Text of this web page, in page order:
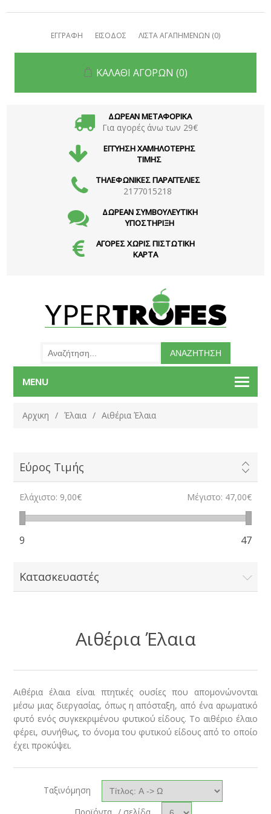
ΕΓΓΡΑΦΗ ΕΙΣΟΔΟΣ ΛΙΣΤΑ ΑΓΑΠΗΜΕΝΩΝ (0)
ΚΑΛΑΘΙ ΑΓΟΡΩΝ (0)
ΔΩΡΕΑΝ ΜΕΤΑΦΟΡΙΚΑ
Για αγορές άνω των 29€
ΕΓΓΥΗΣΗ ΧΑΜΗΛΟΤΕΡΗΣ
ΤΙΜΗΣ
ΤΗΛΕΦΩΝΙΚΕΣ ΠΑΡΑΓΓΕΛΙΕΣ
2177015218
ΔΩΡΕΑΝ ΣΥΜΒΟΥΛΕΥΤΙΚΗ
ΥΠΟΣΤΗΡΙΞΗ
ΑΓΟΡΕΣ ΧΩΡΙΣ ΠΙΣΤΩΤΙΚΗ
ΚΑΡΤΑ
MENU
Αρχικη / Έλαια / Αιθέρια Έλαια
Εύρος Τιμής
Ελάχιστο: 9,00€ Μέγιστο: 47,00€
9 47
Κατασκευαστές
Αιθέρια Έλαια
Αιθέρια έλαια είναι πτητικές ουσίες που απομονώνονται
μέσω μιας διεργασίας, όπως η απόσταξη, από ένα αρωματικό
φυτό ενός συγκεκριμένου φυτικού είδους. Το αιθέριο έλαιο
φέρει, συνήθως, το όνομα του φυτικού είδους από το οποίο
έχει προκύψει.
Ταξινόμηση